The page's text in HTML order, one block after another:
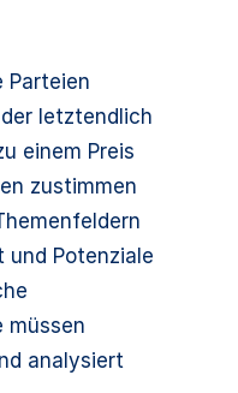
Parteien
letztendlich
einem Preis
zustimmen
und Potenziale
müssen
analysiert